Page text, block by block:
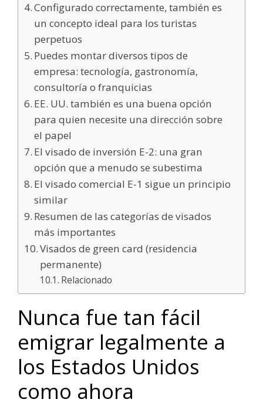
Configurado correctamente, también es
un concepto ideal para los turistas
perpetuos
Puedes montar diversos tipos de
empresa: tecnología, gastronomía,
consultoría o franquicias
EE. UU. también es una buena opción
para quien necesite una dirección sobre
el papel
El visado de inversión E-2: una gran
opción que a menudo se subestima
El visado comercial E-1 sigue un principio
similar
Resumen de las categorías de visados
más importantes
Visados de green card (residencia
permanente)
Relacionado
Nunca fue tan fácil
emigrar legalmente a
los Estados Unidos
como ahora